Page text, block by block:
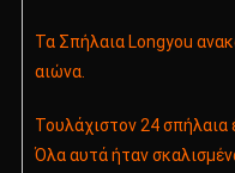
Τα Σπήλαια Longyou
αιώνα.
Τουλάχιστον 24 σπήλαια
Όλα αυτά ήταν